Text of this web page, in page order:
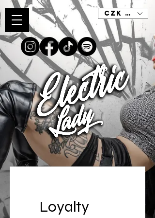
CZK (Kč)
Loyalty